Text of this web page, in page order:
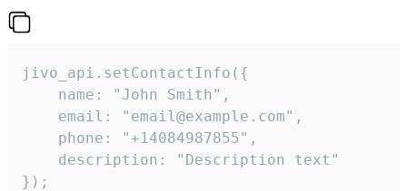
jivo_api.setContactInfo({
    name: "John Smith",
    email: "email@example.com",
    phone: "+14084987855",
    description: "Description text"
});